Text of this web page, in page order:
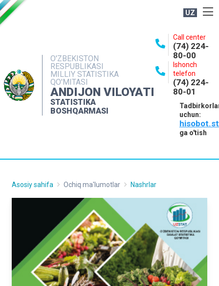
UZ
O'ZBEKISTON
RESPUBLIKASI
MILLIY STATISTIKA
QO'MITASI
ANDIJON VILOYATI
STATISTIKA
BOSHQARMASI
Call center
(74) 224-
80-00
Ishonch
telefon
(74) 224-
80-01
uchun:
ga o'tish
NASHRLAR
INTERAKTIV XIZMATLAR
MATBUOT XIZMATI
MUROJAATLAR
Asosiy sahifa Ochiq ma'lumotlar Nashrlar